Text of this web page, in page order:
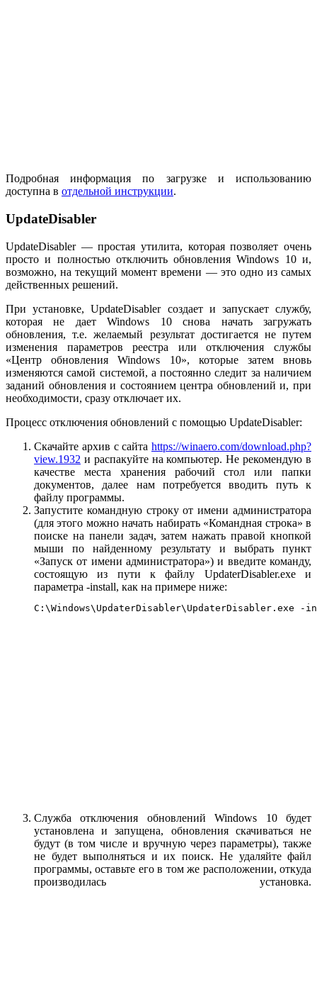
Подробная информация по загрузке и использованию
доступна в отдельной инструкции.
UpdateDisabler
UpdateDisabler — простая утилита, которая позволяет очень
просто и полностью отключить обновления Windows 10 и,
возможно, на текущий момент времени — это одно из самых
действенных решений.
При установке, UpdateDisabler создает и запускает службу,
которая не дает Windows 10 снова начать загружать
обновления, т.е. желаемый результат достигается не путем
изменения параметров реестра или отключения службы
«Центр обновления Windows 10», которые затем вновь
изменяются самой системой, а постоянно следит за наличием
заданий обновления и состоянием центра обновлений и, при
необходимости, сразу отключает их.
Процесс отключения обновлений с помощью UpdateDisabler:
Скачайте архив с сайта https://winaero.com/download.php?
view.1932 и распакуйте на компьютер. Не рекомендую в
качестве места хранения рабочий стол или папки
документов, далее нам потребуется вводить путь к
файлу программы.
Запустите командную строку от имени администратора
(для этого можно начать набирать «Командная строка» в
поиске на панели задач, затем нажать правой кнопкой
мыши по найденному результату и выбрать пункт
«Запуск от имени администратора») и введите команду,
состоящую из пути к файлу UpdaterDisabler.exe и
параметра -install, как на примере ниже:
C:\Windows\UpdaterDisabler\UpdaterDisabler.exe -
Служба отключения обновлений Windows 10 будет
установлена и запущена, обновления скачиваться не
будут (в том числе и вручную через параметры), также
не будет выполняться и их поиск. Не удаляйте файл
программы, оставьте его в том же расположении, откуда
производилась установка.